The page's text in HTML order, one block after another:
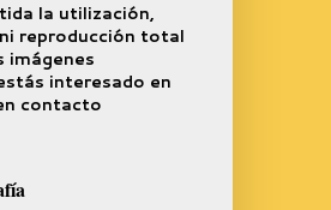
la utilización,
reproducción total
imágenes
interesado en
contacto